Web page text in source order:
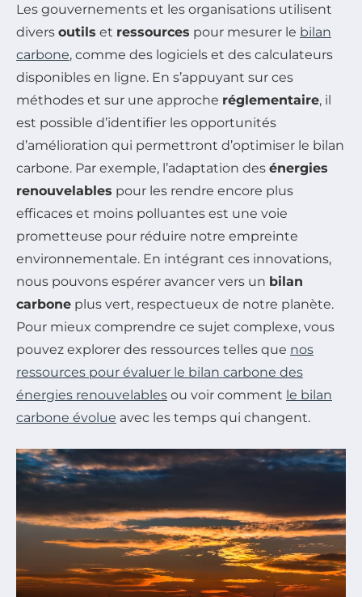
Les gouvernements et les organisations utilisent
divers outils et ressources pour mesurer le bilan
carbone, comme des logiciels et des calculateurs
disponibles en ligne. En s’appuyant sur ces
méthodes et sur une approche réglementaire, il
est possible d’identifier les opportunités
d’amélioration qui permettront d’optimiser le bilan
carbone. Par exemple, l’adaptation des énergies
renouvelables pour les rendre encore plus
efficaces et moins polluantes est une voie
prometteuse pour réduire notre empreinte
environnementale. En intégrant ces innovations,
nous pouvons espérer avancer vers un bilan
carbone plus vert, respectueux de notre planète.
Pour mieux comprendre ce sujet complexe, vous
pouvez explorer des ressources telles que nos
ressources pour évaluer le bilan carbone des
énergies renouvelables ou voir comment le bilan
carbone évolue avec les temps qui changent.